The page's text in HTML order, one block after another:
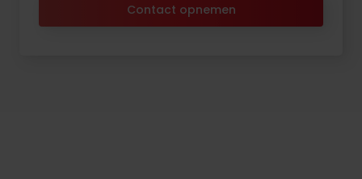
Contact opnemen